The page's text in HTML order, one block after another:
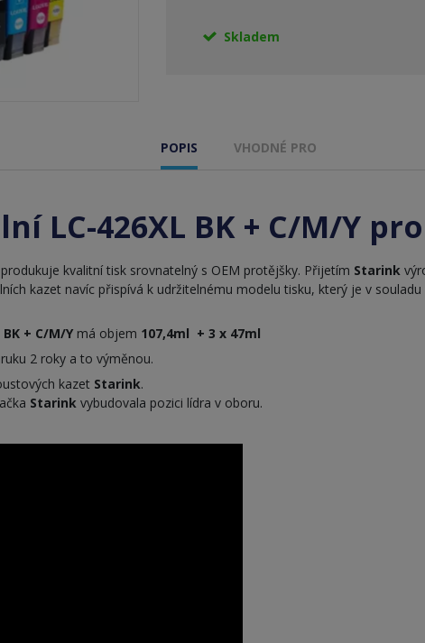
Skladem
POPIS VHODNÉ PRO
LC-426XL BK + C/M/Y
produkuje kvalitní tisk srovnatelný s OEM protějšky. Přijetím Starink
kazet navíc přispívá k udržitelnému modelu tisku, který je v
+ C/M/Y má objem 107,4ml + 3 x 47ml
2 roky a to výměnou.
kazet Starink.
Starink vybudovala pozici lídra v oboru.